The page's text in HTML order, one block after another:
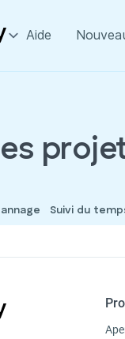
Aide
Suivi du